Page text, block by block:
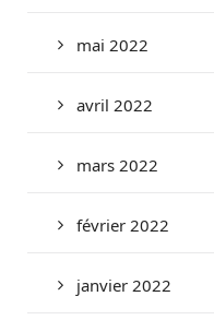
mai 2022
avril 2022
mars 2022
février 2022
janvier 2022